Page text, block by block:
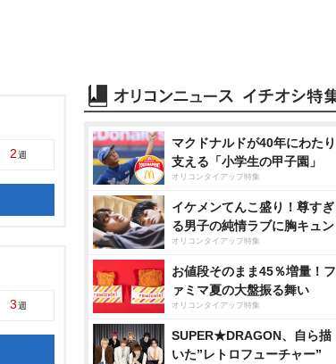
2週
3週
マクドナルドが40年にわたり
支える「小学生の甲子園」
オリコンタイアップ特集
イケメンてんこ盛り！尊すぎ
る男子の純情ラブに胸キュン
オリコンタイアップ特集
お値段そのまま45％増量！フ
ァミマ夏の大盤振る舞い
オリコンタイアップ特集
SUPER★DRAGON、自ら描
いた”レトロフューチャー”